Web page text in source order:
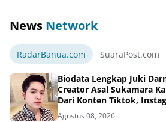
News Network
RadarBanua.com SuaraPost.com
Biodata Lengkap Juki
Creator Asal Sukamara
Dari Konten Tiktok,
Agustus 08, 2026